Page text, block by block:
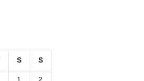
S S
1 2